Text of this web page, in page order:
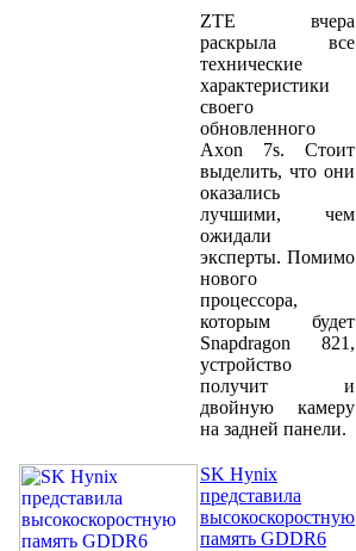
ZTE вчера
раскрыла все
технические
характеристики
своего
обновленного
Axon 7s. Стоит
выделить, что они
оказались
лучшими, чем
ожидали
эксперты. Помимо
нового
процессора,
которым будет
Snapdragon 821,
устройство
получит и
двойную камеру
на задней панели.
SK Hynix
представила
высокоскоростную
память GDDR6